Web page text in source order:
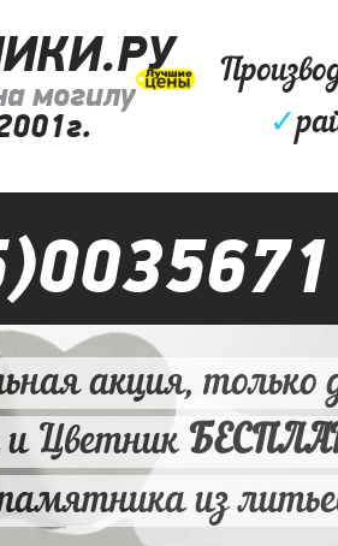
могилу
✓
акция, только
Цветник
из